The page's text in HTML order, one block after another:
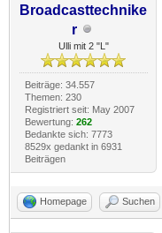
Broadcasttechnike
r
Ulli mit 2 "L"
Beiträge: 34.557
Themen: 230
Registriert seit: May 2007
Bewertung: 262
Bedankte sich: 7773
8529x gedankt in 6931
Beiträgen
Homepage Suchen